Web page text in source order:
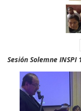
Sesión Solemne